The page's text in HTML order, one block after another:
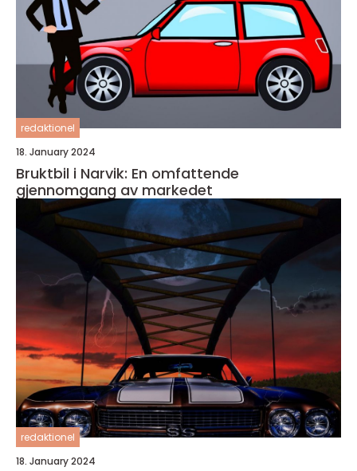
redaktionel
18. January 2024
Bruktbil i Narvik: En omfattende
gjennomgang av markedet
redaktionel
18. January 2024